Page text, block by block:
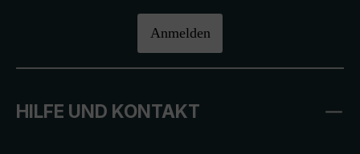
Anmelden
HILFE UND KONTAKT